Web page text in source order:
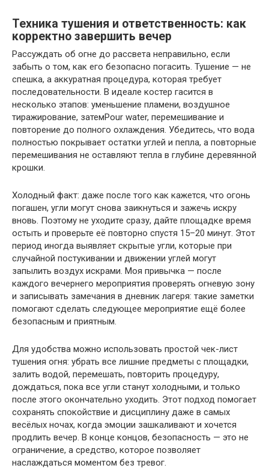
Техника тушения и ответственность: как
корректно завершить вечер
Рассуждать об огне до рассвета неправильно, если
забыть о том, как его безопасно погасить. Тушение — не
спешка, а аккуратная процедура, которая требует
последовательности. В идеале костер гасится в
несколько этапов: уменьшение пламени, воздушное
тиражирование, затемPour water, перемешивание и
повторение до полного охлаждения. Убедитесь, что вода
полностью покрывает остатки углей и пепла, а повторные
перемешивания не оставляют тепла в глубине деревянной
крошки.
Холодный факт: даже после того как кажется, что огонь
погашен, угли могут снова заикнуться и зажечь искру
вновь. Поэтому не уходите сразу, дайте площадке время
остыть и проверьте её повторно спустя 15–20 минут. Этот
период иногда выявляет скрытые угли, которые при
случайной постукивании и движении углей могут
запылить воздух искрами. Моя привычка — после
каждого вечернего мероприятия проверять огневую зону
и записывать замечания в дневник лагеря: такие заметки
помогают сделать следующее мероприятие ещё более
безопасным и приятным.
Для удобства можно использовать простой чек-лист
тушения огня: убрать все лишние предметы с площадки,
залить водой, перемешать, повторить процедуру,
дождаться, пока все угли станут холодными, и только
после этого окончательно уходить. Этот подход помогает
сохранять спокойствие и дисциплину даже в самых
весёлых ночах, когда эмоции зашкаливают и хочется
продлить вечер. В конце концов, безопасность — это не
ограничение, а средство, которое позволяет
наслаждаться моментом без тревог.